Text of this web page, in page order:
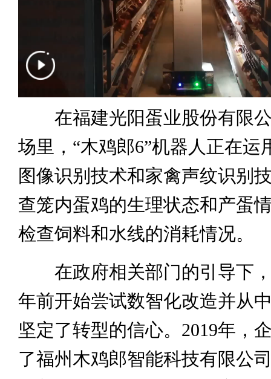
在福建光阳蛋业股份有限公
场里，“木鸡郎6”机器人正在运
图像识别技术和家禽声纹识别
查笼内蛋鸡的生理状态和产蛋
检查饲料和水线的消耗情况。
在政府相关部门的引导下，
年前开始尝试数智化改造并从
坚定了转型的信心。2019年，
了福州木鸡郎智能科技有限公